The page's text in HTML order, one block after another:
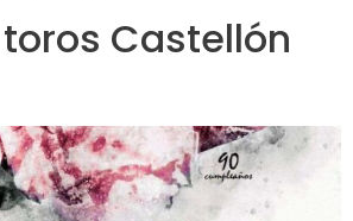
Castellón